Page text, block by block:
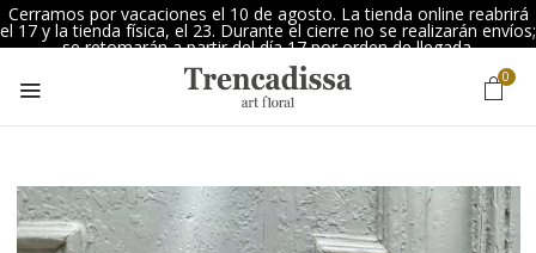
Cerramos por vacaciones el 10 de agosto. La tienda online reabrirá
el 17 y la tienda física, el 23. Durante el cierre no se realizarán envíos;
se retomarán a partir del día 17 por orden de llegada.
0